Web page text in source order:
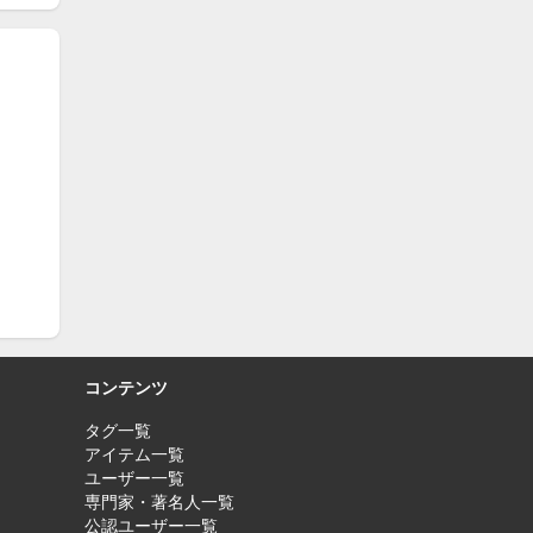
コンテンツ
タグ一覧
アイテム一覧
ユーザー一覧
専門家・著名人一覧
公認ユーザー一覧